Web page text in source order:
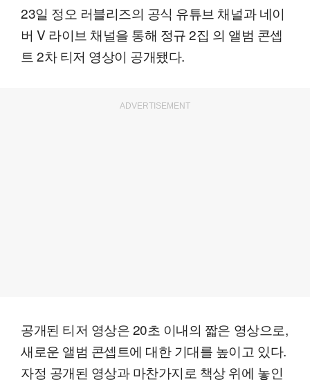
23일 정오 러블리즈의 공식 유튜브 채널과 네이
버 V 라이브 채널을 통해 정규 2집 의 앨범 콘셉
트 2차 티저 영상이 공개됐다.
ADVERTISEMENT
공개된 티저 영상은 20초 이내의 짧은 영상으로,
새로운 앨범 콘셉트에 대한 기대를 높이고 있다.
자정 공개된 영상과 마찬가지로 책상 위에 놓인